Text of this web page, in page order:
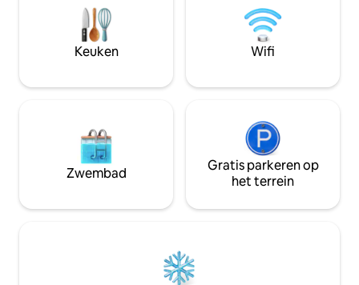
wandelingen te verkennen. Strand, 5
mijl. Verhuurders publiceren een
jaarlijkse Ferndale-gids. Zal een link
sturen wanneer je boekt. Volg ons op de
vriendelijk :) De accommodatie wordt
gedeeld met onze
BRANDEN
deze regel
Keuken Wifi
Zwembad
Gratis parkeren op
het terrein